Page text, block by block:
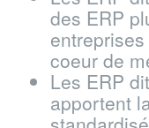
des ERP
coeur de
Les ERP
apportent